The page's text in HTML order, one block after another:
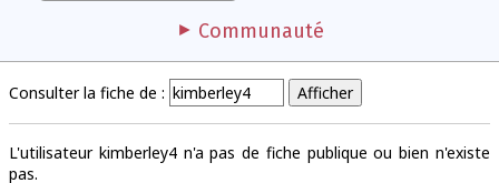
Communauté
Consulter la fiche de :
L'utilisateur kimberley4 n'a pas de fiche publique ou bien n'existe
pas.